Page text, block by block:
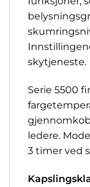
skytjeneste.
Serie 5500
ledere.
3 timer ved